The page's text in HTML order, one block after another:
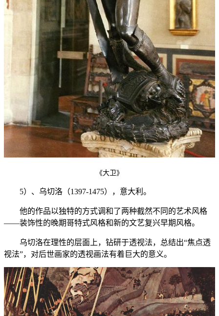
《大卫》
5）、乌切洛（1397-1475），意大利。
他的作品以独特的方式调和了两种截然不同的艺术风格
——装饰性的晚期哥特式风格和新的文艺复兴早期风格。
乌切洛在理性的层面上，钻研于透视法，总结出“焦点透
视法”，对后世画家的透视画法有着巨大的意义。